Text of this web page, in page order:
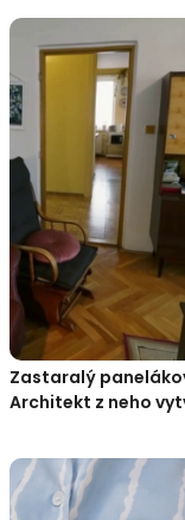
Zastaralý
Architekt z neho